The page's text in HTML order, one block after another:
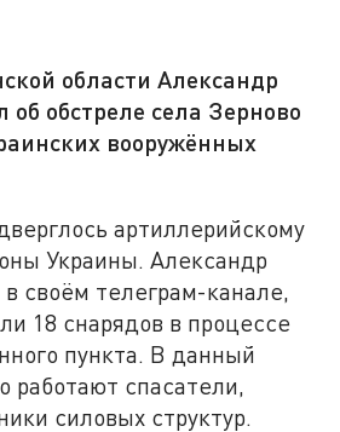
области Александр
об обстреле села Зерново
вооружённых
артиллерийскому
Украины. Александр
своём телеграм-канале,
18 снарядов в процессе
пункта. В данный
работают спасатели,
силовых структур.